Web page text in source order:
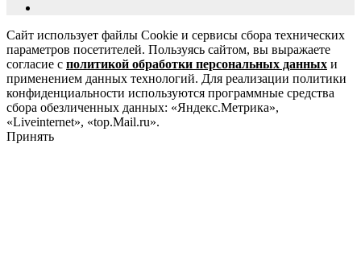
Сайт использует файлы Cookie и сервисы сбора технических
параметров посетителей. Пользуясь сайтом, вы выражаете
согласие с политикой обработки персональных данных и
применением данных технологий. Для реализации политики
конфиденциальности используются программные средства
сбора обезличенных данных: «Яндекс.Метрика»,
«Liveinternet», «top.Mail.ru».
Принять